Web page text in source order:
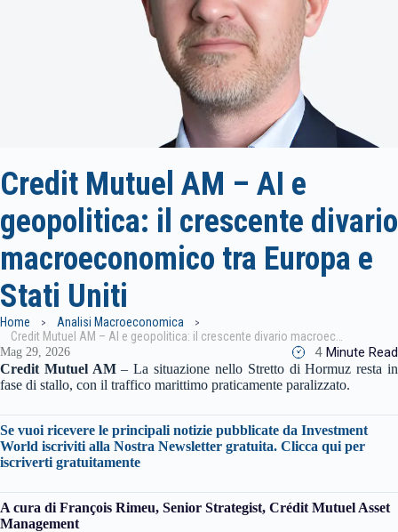
Credit Mutuel AM – AI e
geopolitica: il crescente divario
macroeconomico tra Europa e
Stati Uniti
Home
Analisi Macroeconomica
Mag 29, 2026 4 Minute Read
Credit Mutuel AM– La situazione nello Stretto di Hormuz resta in
fase di stallo, con il traffico marittimo praticamente paralizzato.
Se vuoi ricevere le principali notizie pubblicate da Investment
World iscriviti alla Nostra Newsletter gratuita. Clicca qui per
iscriverti gratuitamente
A cura di François Rimeu, Senior Strategist, Crédit Mutuel Asset
Management